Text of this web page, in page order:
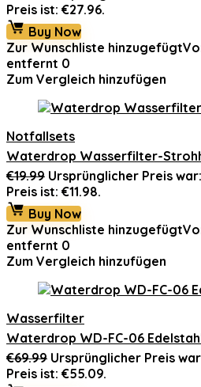
Preis ist: €27.96.
Buy Now
Zur Wunschliste hinzugefügt
entfernt 0
Zum Vergleich hinzufügen
Notfallsets
Waterdrop Wasserfilter-
€19.99 Ursprünglicher Preis
Preis ist: €11.98.
Buy Now
Zur Wunschliste hinzugefügt
entfernt 0
Zum Vergleich hinzufügen
Wasserfilter
Waterdrop WD-FC-06
€69.99 Ursprünglicher Preis
Preis ist: €55.09.